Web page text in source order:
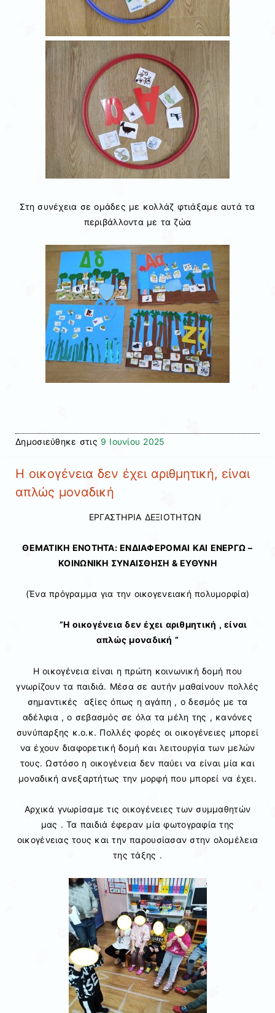
Στη συνέχεια σε ομάδες με κολλάζ φτιάξαμε αυτά τα
περιβάλλοντα με τα ζώα
Δημοσιεύθηκε στις 9 Ιουνίου 2025
Η οικογένεια δεν έχει αριθμητική, είναι
απλώς μοναδική
ΕΡΓΑΣΤΗΡΙΑ ΔΕΞΙΟΤΗΤΩΝ
ΘΕΜΑΤΙΚΗ ΕΝΟΤΗΤΑ: ΕΝΔΙΑΦΕΡΟΜΑΙ ΚΑΙ ΕΝΕΡΓΩ –
ΚΟΙΝΩΝΙΚΗ ΣΥΝΑΙΣΘΗΣΗ & ΕΥΘΥΝΗ
(Ένα πρόγραμμα για την οικογενειακή πολυμορφία)
”Η οικογένεια δεν έχει αριθμητική , είναι
απλώς μοναδική ”
Η οικογένεια είναι η πρώτη κοινωνική δομή που
γνωρίζουν τα παιδιά. Μέσα σε αυτήν μαθαίνουν πολλές
σημαντικές αξίες όπως η αγάπη , ο δεσμός με τα
αδέλφια , ο σεβασμός σε όλα τα μέλη της , κανόνες
συνύπαρξης κ.ο.κ. Πολλές φορές οι οικογένειες μπορεί
να έχουν διαφορετική δομή και λειτουργία των μελών
τους. Ωστόσο η οικογένεια δεν παύει να είναι μία και
μοναδική ανεξαρτήτως την μορφή που μπορεί να έχει.
Αρχικά γνωρίσαμε τις οικογένειες των συμμαθητών
μας . Τα παιδιά έφεραν μία φωτογραφία της
οικογένειας τους και την παρουσίασαν στην ολομέλεια
της τάξης .